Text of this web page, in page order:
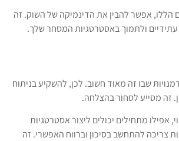
הללו, אפשר להבין את הדינמיקה של השוק. זה
עתידיים ולתמוך באסטרטגיות המסחר שלך.
שבו זה מאוד חשוב. לכן, להשקיע בניתוח
זה מסייע לסחור בהצלחה.
אפילו מתחילים יכולים ליצור אסטרטגיות
צריכה להתחשב בסיכון וברווח האפשרי. זה